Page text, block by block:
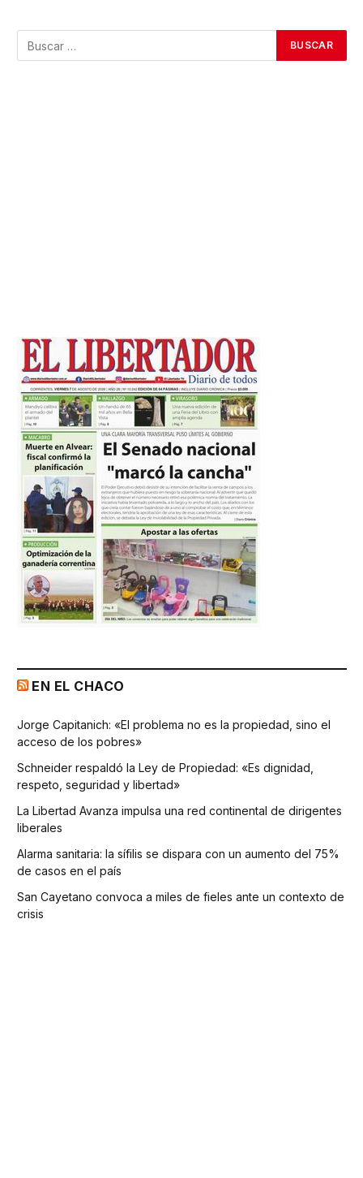
EN EL CHACO
Jorge Capitanich: «El problema no es la propiedad, sino el
acceso de los pobres»
Schneider respaldó la Ley de Propiedad: «Es dignidad,
respeto, seguridad y libertad»
La Libertad Avanza impulsa una red continental de dirigentes
liberales
Alarma sanitaria: la sífilis se dispara con un aumento del 75%
de casos en el país
San Cayetano convoca a miles de fieles ante un contexto de
crisis